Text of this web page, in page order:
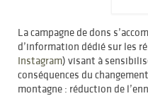
La campagne de dons
d’information dédié sur les
Instagram) visant à
conséquences du
montagne : réduction de